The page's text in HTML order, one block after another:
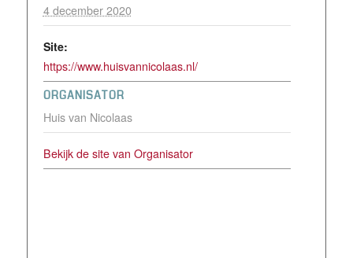
4 december 2020
Site:
https://www.huisvannicolaas.nl/
ORGANISATOR
Huis van Nicolaas
Bekijk de site van Organisator